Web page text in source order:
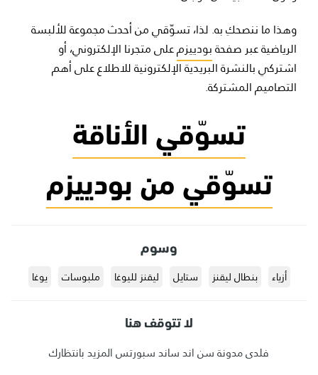
وهذا ما ننصحكِ به. لذا، تسوّقي من أحدث مجموعة للألبسة
الرياضية عبر صفحةبودييزمعلى متجرنا الإلكتروني، أو
اشتركي بالنشرة البريدية الإلكترونية للاطلاع على أهم
التصاميم المشتركة.
تسوّقي الأناقة
تسوّقي من بودييزم
وسوم
أزياء بنطال ليقنز ستايل ليقنز لليوغا ملبوسات يوغا
لا تتوقف هنا
فلدى مدونة سن اند ساند سبورتس المزيد بانتظارك